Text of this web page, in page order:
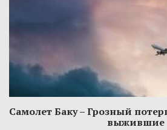
Самолет Баку – Грозный
выжившие